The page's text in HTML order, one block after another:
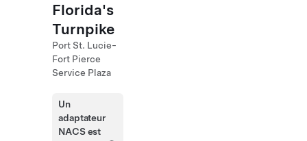
Florida's
Turnpike
Port St. Lucie-
Fort Pierce
Service Plaza
Un
adaptateur
NACS est